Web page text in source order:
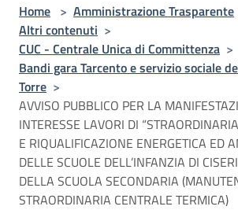
Home > Amministrazione Trasparente
Altri contenuti >
CUC - Centrale Unica di Committenza >
Bandi gara Tarcento e servizio sociale
Torre >
AVVISO PUBBLICO PER LA
INTERESSE LAVORI DI
E RIQUALIFICAZIONE ENERGETICA ED
DELLE SCUOLE DELL’INFANZIA DI
DELLA SCUOLA SECONDARIA
STRAORDINARIA CENTRALE TERMICA)